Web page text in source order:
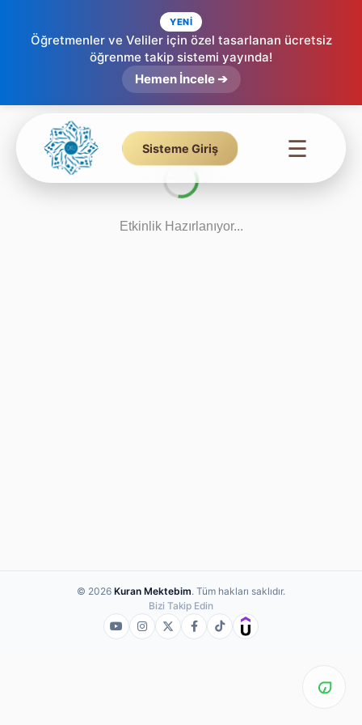
YENİ
Öğretmenler ve Veliler için özel tasarlanan ücretsiz
öğrenme takip sistemi yayında!
Hemen İncele ➔
Sisteme Giriş ☰
Etkinlik Hazırlanıyor...
© 2026 Kuran Mektebim. Tüm hakları saklıdır.
Bizi Takip Edin